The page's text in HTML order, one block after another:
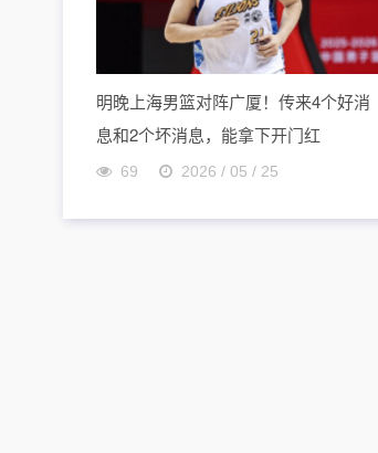
明晚上海男篮对阵广厦！传来4个好消
息和2个坏消息，能拿下开门红
69 2026 / 05 / 25